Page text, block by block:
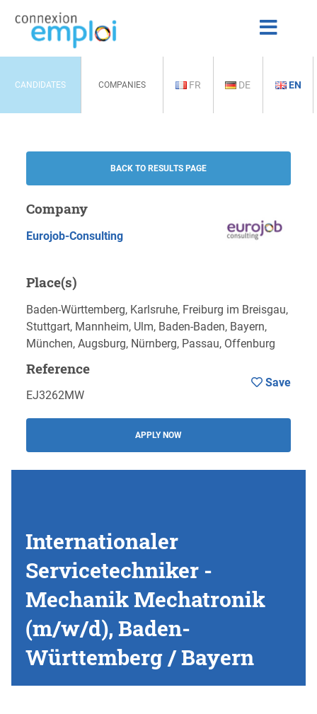
CANDIDATES COMPANIES FR DE EN
BACK TO RESULTS PAGE
Company
Eurojob-Consulting
Place(s)
Baden-Württemberg, Karlsruhe, Freiburg im Breisgau,
Stuttgart, Mannheim, Ulm, Baden-Baden, Bayern,
München, Augsburg, Nürnberg, Passau, Offenburg
Reference
EJ3262MW
APPLY NOW
Save
Internationaler
Servicetechniker -
Mechanik Mechatronik
(m/w/d), Baden-
Württemberg / Bayern